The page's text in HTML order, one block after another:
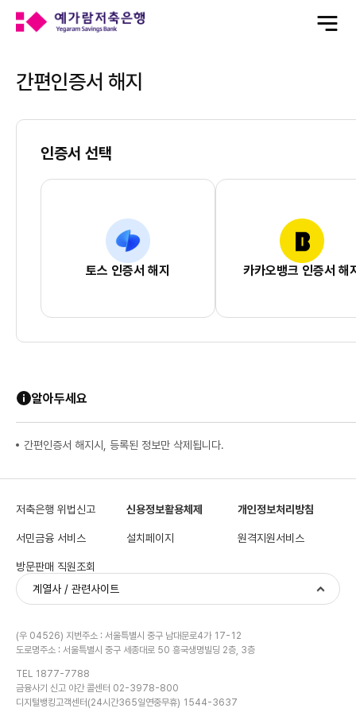
전
체
간편인증서 해지
인증서 선택
토스 인증서 해지 카카오뱅크 인증서 해
알아두세요
간편인증서 해지시, 등록된 정보만 삭제됩니다.
저축은행 위법신고 신용정보활용체제 개인정보처리방침
서민금융 서비스 설치페이지 원격지원서비스
방문판매 직원조회
계열사 / 관련사이트
(우 04526) 지번주소 : 서울특별시 중구 남대문로4가 17-12
도로명주소 : 서울특별시 중구 세종대로 50 흥국생명빌딩 2층, 3층
TEL 1877-7788
금융사기 신고 야간 콜센터 02-3978-800
디지털뱅킹고객센터(24시간365일연중무휴) 1544-3637